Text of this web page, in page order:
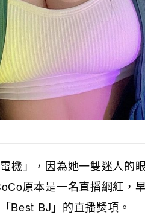
機」，因為她一雙迷人的
原本是一名直播網紅，
Best BJ 」的直播獎項。